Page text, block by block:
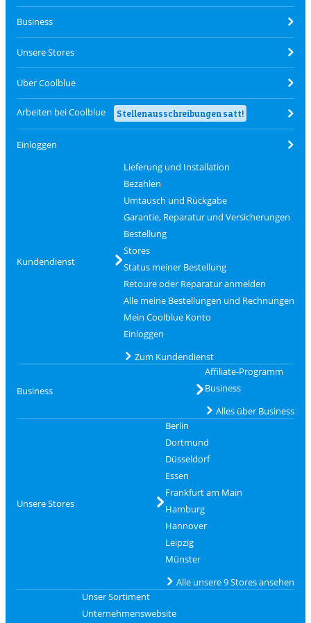
Business
Unsere Stores
Über Coolblue
Arbeiten bei Coolblue Stellenausschreibungen satt!
Einloggen
Kundendienst
Lieferung und Installation
Bezahlen
Umtausch und Rückgabe
Garantie, Reparatur und Versicherungen
Bestellung
Stores
Status meiner Bestellung
Retoure oder Reparatur anmelden
Alle meine Bestellungen und Rechnungen
Mein Coolblue Konto
Einloggen
Zum Kundendienst
Business
Affiliate-Programm
Business
Alles über Business
Unsere Stores
Berlin
Dortmund
Düsseldorf
Essen
Frankfurt am Main
Hamburg
Hannover
Leipzig
Münster
Alle unsere 9 Stores ansehen
Unser Sortiment
Unternehmenswebsite